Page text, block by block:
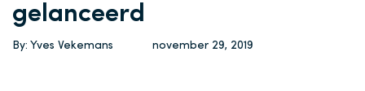
gelanceerd
By: Yves Vekemans november 29, 2019